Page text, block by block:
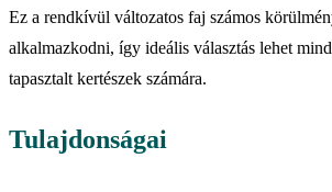
Ez a rendkívül változatos faj számos
alkalmazkodni, így ideális választás lehet
tapasztalt kertészek számára.
Tulajdonságai